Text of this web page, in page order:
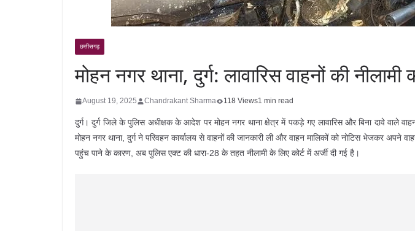
छत्तीसगढ़
मोहन नगर थाना, दुर्ग: लावारिस वाहनों की
August 19, 2025 Chandrakant Sharma 118 Views1 min read
दुर्ग। दुर्ग जिले के पुलिस अधीक्षक के आदेश पर मोहन नगर थाना क्षेत्र में पकड़े गए लावारिस और बिना दावे वाले
मोहन नगर थाना, दुर्ग ने परिवहन कार्यालय से वाहनों की जानकारी ली और वाहन मालिकों को नोटिस भेजकर अपने
पहुंच पाने के कारण, अब पुलिस एक्ट की धारा-28 के तहत नीलामी के लिए कोर्ट में अर्जी दी गई है।